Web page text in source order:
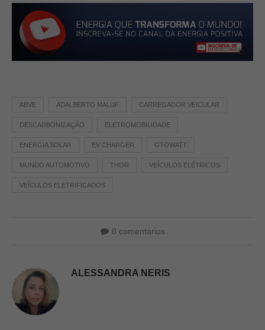
ABVE ADALBERTO MALUF CARREGADOR VEICULAR
DESCARBONIZAÇÃO ELETROMOBILIDADE
ENERGIA SOLAR EV CHARGER GTOWATT
MUNDO AUTOMOTIVO THOR VEÍCULOS ELÉTRICOS
VEÍCULOS ELETRIFICADOS
0 comentários
ALESSANDRA NERIS